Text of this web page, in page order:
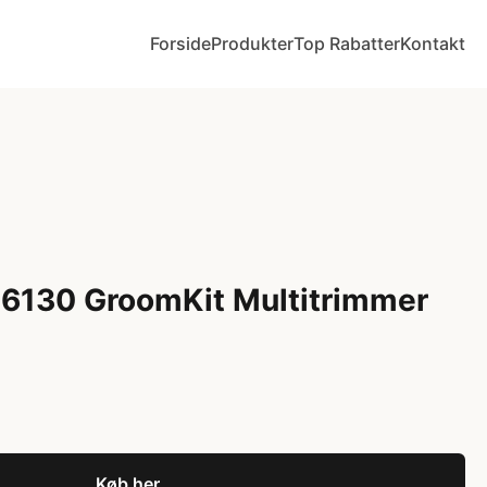
ForsideProdukterTop RabatterKontakt
GroomKit Multitrimmer